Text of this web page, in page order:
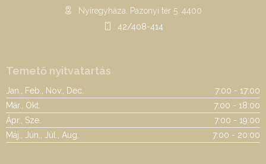
Nyíregyháza, Pazonyi tér 5. 4400
42/408-414
Temető nyitvatartás
Jan., Feb., Nov., Dec.
7:00 - 17:00
Már., Okt.
7:00 - 18:00
Ápr., Sze.
7:00 - 19:00
Máj., Jún., Júl., Aug.
7:00 - 20:00